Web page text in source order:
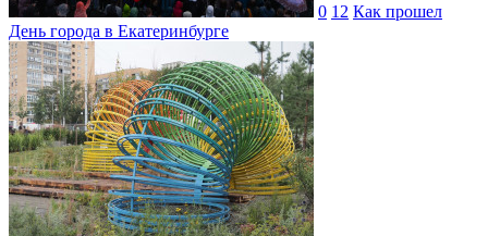
0 12 Как прошел
День города в Екатеринбурге